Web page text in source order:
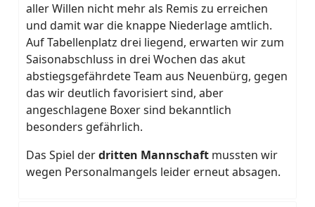
aller Willen nicht mehr als Remis zu erreichen
und damit war die knappe Niederlage amtlich.
Auf Tabellenplatz drei liegend, erwarten wir zum
Saisonabschluss in drei Wochen das akut
abstiegsgefährdete Team aus Neuenbürg, gegen
das wir deutlich favorisiert sind, aber
angeschlagene Boxer sind bekanntlich
besonders gefährlich.
Das Spiel derdritten Mannschaft mussten wir
wegen Personalmangels leider erneut absagen.